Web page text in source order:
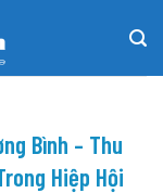
Bình – Thu
Hiệp Hội